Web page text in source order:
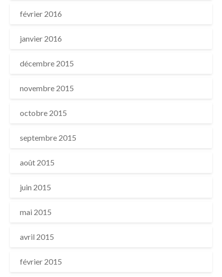
février 2016
janvier 2016
décembre 2015
novembre 2015
octobre 2015
septembre 2015
août 2015
juin 2015
mai 2015
avril 2015
février 2015